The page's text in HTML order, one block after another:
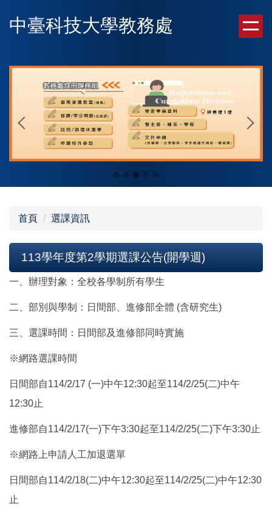
到
內
中臺科技大學教務處
首頁 選課資訊
113學年度第2學期選課公告(開學週)
一、辦理對象：全校各學制所有學生
二、部別與學制：日間部、進修部全體 (含研究生)
三、選課時間：日間部及進修部同時實施
※網路選課時間
日間部自114/2/17 (一)中午12:30起至114/2/25(二)中午
12:30止
進修部自114/2/17(一)下午3:30起至114/2/25(二)下午3:30止
※網路上申請人工加退選單
日間部自114/2/18(二)中午12:30起至114/2/25(二)中午12:30
止